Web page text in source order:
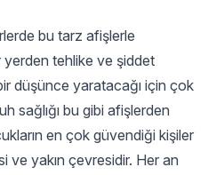
bu tarz afişlerle
yerden tehlike ve şiddet
düşünce yaratacağı için çok
sağlığı bu gibi afişlerden
en çok güvendiği kişiler
ve yakın çevresidir. Her an